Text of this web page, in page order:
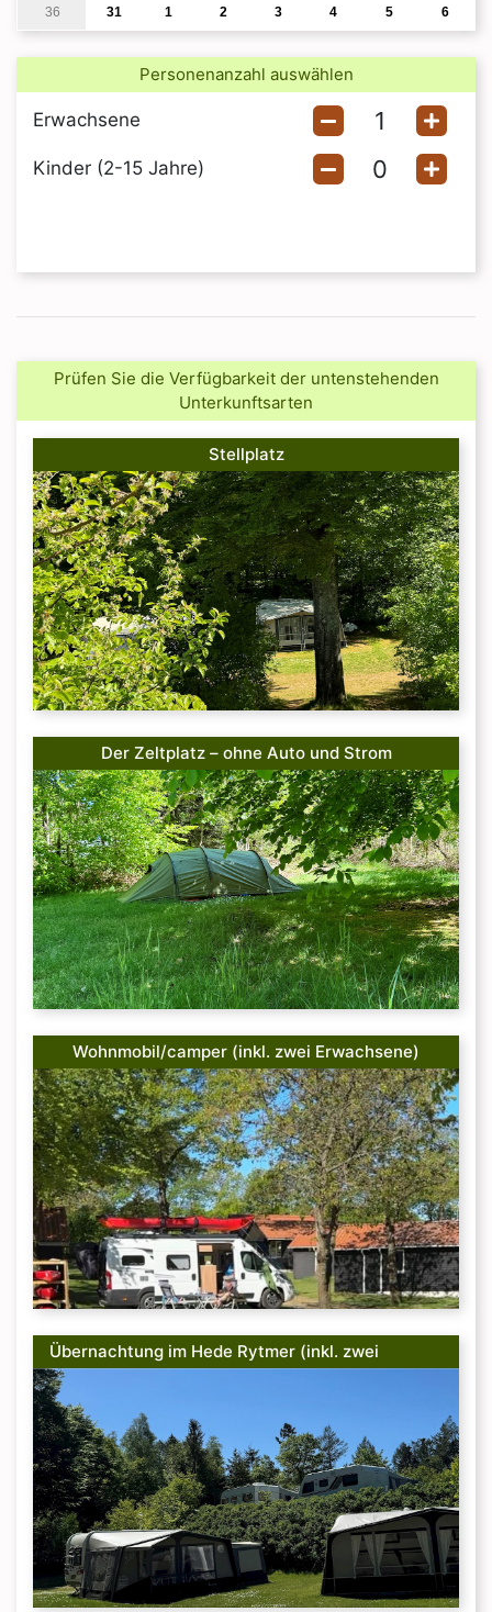
36 31 1 2 3 4 5 6
Personenanzahl auswählen
Erwachsene
Kinder (2-15 Jahre)
Prüfen Sie die Verfügbarkeit der untenstehenden
Unterkunftsarten
Stellplatz
Der Zeltplatz – ohne Auto und Strom
Wohnmobil/camper (inkl. zwei Erwachsene)
Übernachtung im Hede Rytmer (inkl. zwei
Erwachsene und Strom)